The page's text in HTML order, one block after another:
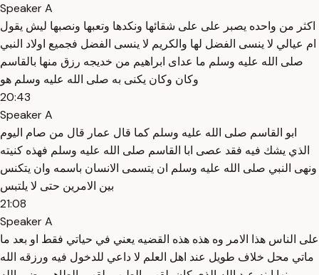
Speaker A
اكثر من واحده يصبر على على شقائها ونكدها وتعبها ونصبها ليش يقول
ام عيالي لا ينسى الفضل لها والكريم لا ينسى الفضل فجميع اولاد النبي
صلى الله عليه وسلم ما عداى ابراهيم من خديجه رزق منها بالقاسم
وكان وكان يكنى به صلى الله عليه وسلم هو
20:43
Speaker A
ابو القاسم صلى الله عليه وسلم كما قال عمار قال من صام اليوم
الذي يشك فيه فقد عصى ابا القاسم صلى الله عليه وسلم فهذه كنيته
ونهى النبي صلى الله عليه وسلم ان يتسمى الانسان باسمه وان يتكنس
بين الامرين حتى لا يلتبس
21:08
Speaker A
على الناس هذا الامر وه هذه هذه القضيه يعني في حياتي فقط او بعد ما
ماتي محل خلاف طويل عند اهل العلم لا داعي للدخول فيه ورزقه الله